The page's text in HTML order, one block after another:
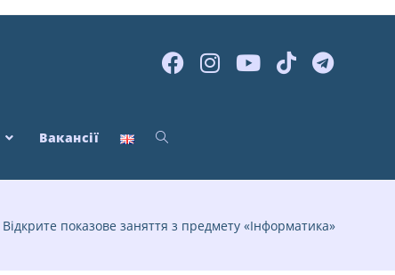
Вакансії
Відкрите показове заняття з предмету «Інформатика»